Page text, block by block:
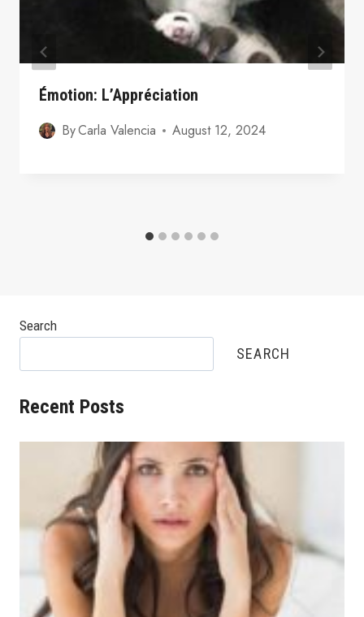
Émotion: L’Appréciation
ByCarla Valencia August 12, 2024
Search
SEARCH
Recent Posts